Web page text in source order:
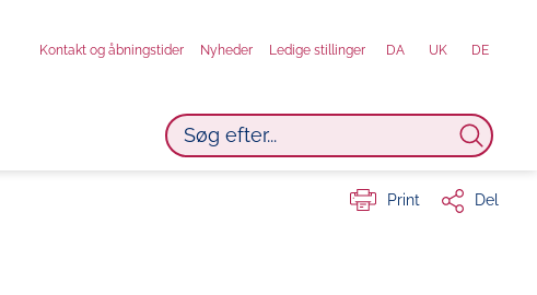
Kontakt og åbningstider Nyheder Ledige stillinger DA UK DE
Print Del